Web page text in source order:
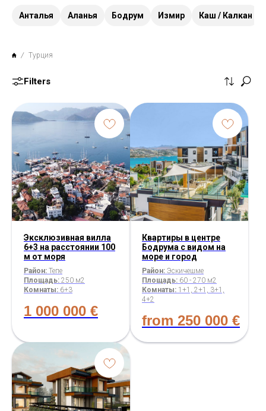
Анталья Аланья Бодрум Измир Каш / Калкан
Турция
Filters
Эксклюзивная вилла
6+3 на расстоянии 100
м от моря
Рай он: Тепе
Площадь: 250 м2
Комнаты: 6+3
1 000 000 €
Квартиры в центре
Бодрума с видом на
море и город
Район: Эскичешме
Площадь: 60 - 270 м2
Комнаты: 1+1, 2+1, 3+1,
4+2
from 250 000 €